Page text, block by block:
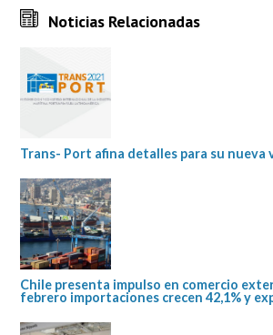
Noticias Relacionadas
Trans- Port afina detalles para su nueva
Chile presenta impulso en comercio
febrero importaciones crecen 42,1% y